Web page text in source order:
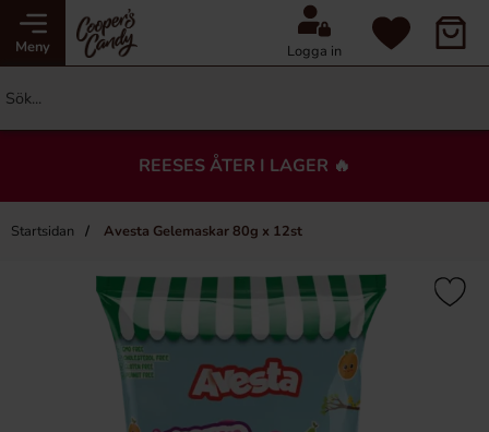
Meny Logga in
REESES ÅTER I LAGER 🔥
Startsidan Avesta Gelemaskar 80g x 12st
Du kanske också gillar…
×
-7%